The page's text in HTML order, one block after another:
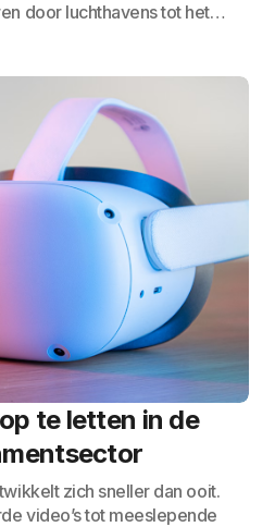
door luchthavens tot het…
te letten in de
zich sneller dan ooit.
video’s tot meeslepende